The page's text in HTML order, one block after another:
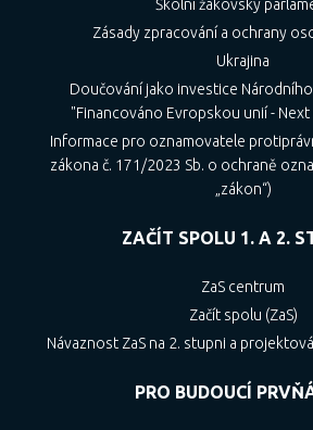
Školní žákovský
Zásady zpracování a ochrany
Ukrajina
Doučování jako investice
"Financováno Evropskou unií - Next
Informace pro oznamovatele
zákona č. 171/2023 Sb. o ochraně
„zákon“)
ZAČÍT SPOLU 1. A 2.
ZaS centrum
Začít spolu (ZaS)
Návaznost ZaS na 2. stupni a
PRO BUDOUCÍ